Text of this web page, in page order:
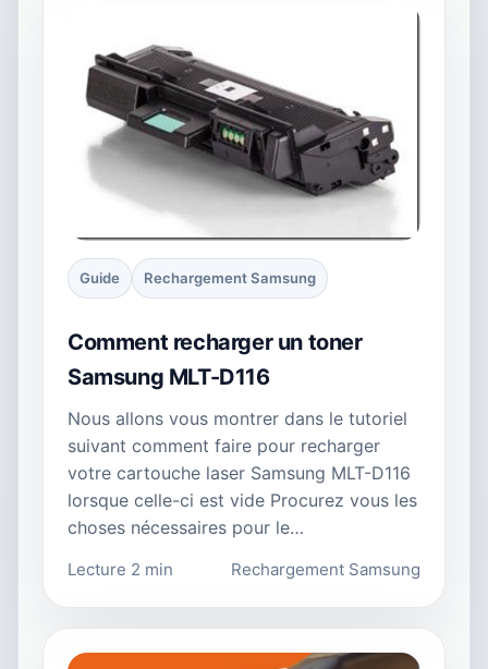
Guide Rechargement Samsung
Comment recharger un toner
Samsung MLT-D116
Nous allons vous montrer dans le tutoriel
suivant comment faire pour recharger
votre cartouche laser Samsung MLT-D116
lorsque celle-ci est vide Procurez vous les
choses nécessaires pour le…
Lecture 2 min Rechargement Samsung